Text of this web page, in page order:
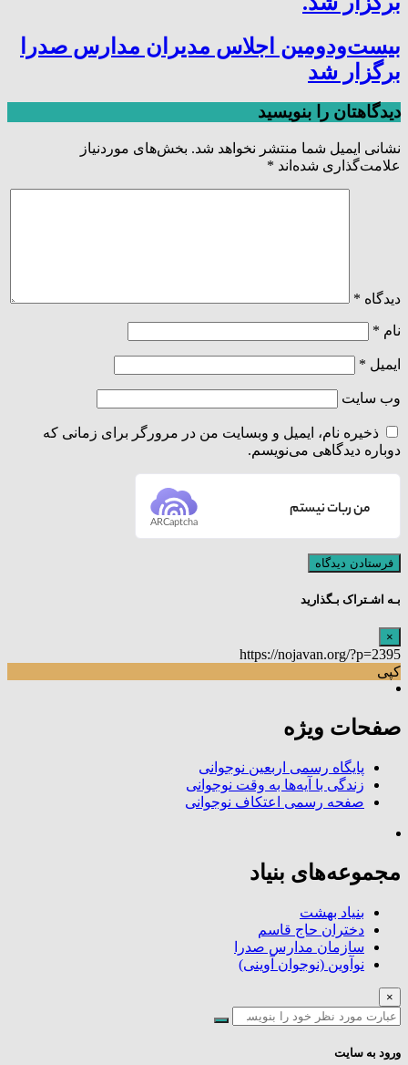
بیست‌ودومین اجلاس مدیران مدارس صدرا
برگزار شد
دیدگاهتان را بنویسید
نشانی ایمیل شما منتشر نخواهد شد. بخش‌های موردنیاز
علامت‌گذاری شده‌اند *
دیدگاه *
نام *
ایمیل *
وب‌ سایت
ذخیره نام، ایمیل و وبسایت من در مرورگر برای زمانی که
دوباره دیدگاهی می‌نویسم.
من ربات نیستم
ARCaptcha
بـه اشـتراک بـگذارید
×
https://nojavan.org/?p=2395
کپی
صفحات ویژه
پایگاه رسمی اربعین نوجوانی
زندگی با آیه‌ها به وقت نوجوانی
صفحه رسمی اعتکاف نوجوانی
مجموعه‌های بنیاد
بنیاد بهشت
دختران حاج قاسم
سازمان مدارس صدرا
نوآوین (نوجوان آوینی)
×
ورود به سایت